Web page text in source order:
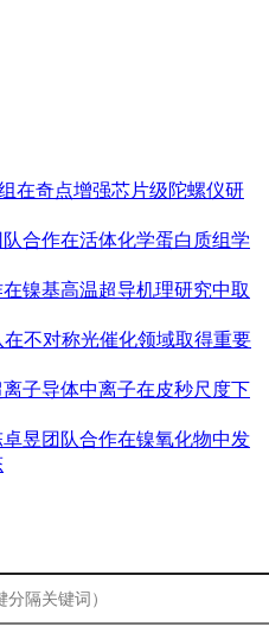
在奇点增强芯片级陀螺仪研
合作在活体化学蛋白质组学
镍基高温超导机理研究中取
在不对称光催化领域取得重要
子导体中离子在皮秒尺度下
昱团队合作在镍氧化物中发